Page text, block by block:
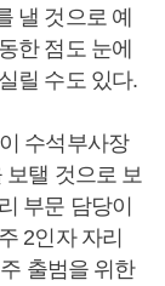
낼 것으로 예
한 점도 눈에
릴 수도 있다.
수석부사장
보탤 것으로 보
부문 담당이
2인자 자리
출범을 위한